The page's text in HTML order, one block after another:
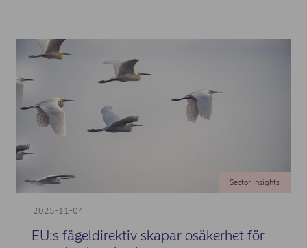
2025-11-04
Sector insights
EU:s fågeldirektiv skapar osäkerhet för